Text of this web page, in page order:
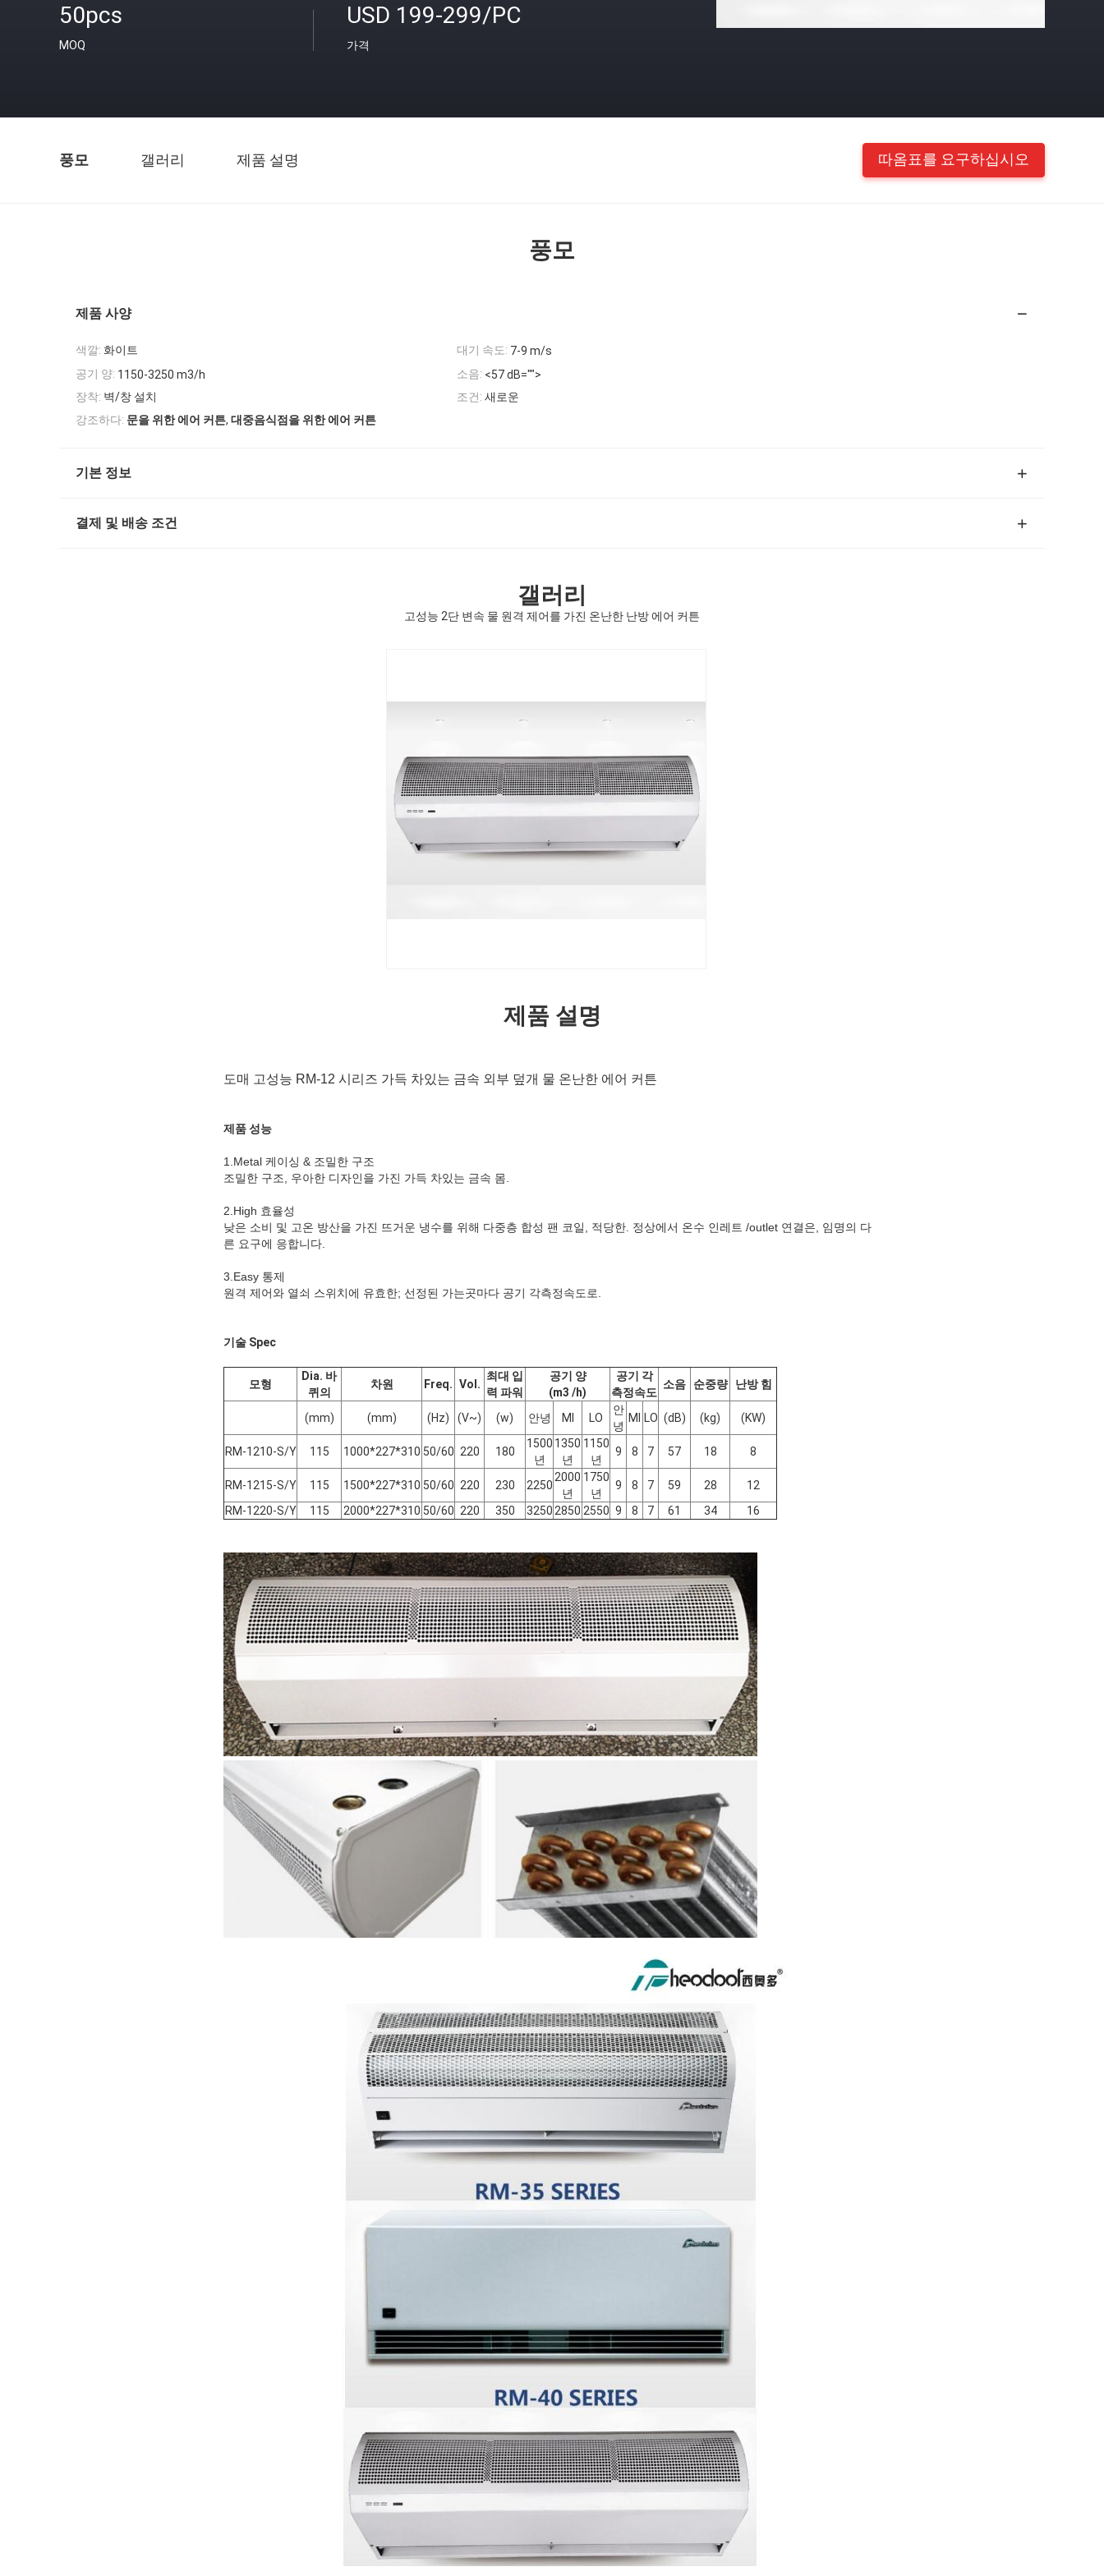
50pcs
MOQ
USD 199-299/PC
가격
풍모 갤러리 제품 설명 따옴표를 요구하십시오
풍모
제품 사양
색깔: 화이트 대기 속도: 7-9 m/s
공기 양: 1150-3250 m3/h 소음: <57 dB="">
장착: 벽/창 설치 조건: 새로운
강조하다: 문을 위한 에어 커튼, 대중음식점을 위한 에어 커튼
기본 정보
결제 및 배송 조건
갤러리
고성능 2단 변속 물 원격 제어를 가진 온난한 난방 에어 커튼
제품 설명
도매 고성능 RM-12 시리즈 가득 차있는 금속 외부 덮개 물 온난한 에어 커튼
제품 성능
1.Metal 케이싱 & 조밀한 구조
조밀한 구조, 우아한 디자인을 가진 가득 차있는 금속 몸.
2.High 효율성
낮은 소비 및 고온 방산을 가진 뜨거운 냉수를 위해 다중층 합성 팬 코일, 적당한. 정상에서 온수 인레트 /outlet 연결은, 임명의 다
른 요구에 응합니다.
3.Easy 통제
원격 제어와 열쇠 스위치에 유효한; 선정된 가는곳마다 공기 각측정속도로.
기술 Spec
모형
Dia. 바
퀴의
차원 Freq. Vol.
최대 입
력 파워
공기 양
(m3 /h)
공기 각
측정속도
소음 순중량 난방 힘
(mm) (mm) (Hz) (V~) (w) 안녕 MI LO
안
녕
MI LO (dB) (kg) (KW)
RM-1210-S/Y 115 1000*227*310 50/60 220 180
1500
년
1350
년
1150
년
9 8 7 57 18 8
RM-1215-S/Y 115 1500*227*310 50/60 220 230 2250
2000
년
1750
년
9 8 7 59 28
12
RM-1220-S/Y
115 2000*227*310 50/60 220 350 32502850 2550 9 8 7 61 34 16